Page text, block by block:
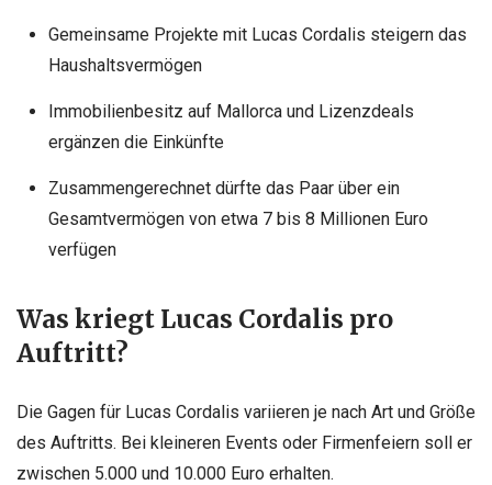
Gemeinsame Projekte mit Lucas Cordalis steigern das
Haushaltsvermögen
Immobilienbesitz auf Mallorca und Lizenzdeals
ergänzen die Einkünfte
Zusammengerechnet dürfte das Paar über ein
Gesamtvermögen von etwa 7 bis 8 Millionen Euro
verfügen
Was kriegt Lucas Cordalis pro
Auftritt?
Die Gagen für Lucas Cordalis variieren je nach Art und Größe
des Auftritts. Bei kleineren Events oder Firmenfeiern soll er
zwischen 5.000 und 10.000 Euro erhalten.